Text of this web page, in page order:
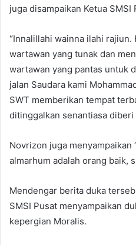
juga disampaikan Ketua SMSI
“Innalillahi wainna ilahi
wartawan yang tunak dan
wartawan yang pantas untuk
jalan Saudara kami
SWT memberikan tempat
ditinggalkan senantiasa
Novrizon juga menyampaikan
almarhum adalah orang baik,
Mendengar berita duka
SMSI Pusat menyampaikan
kepergian Moralis.